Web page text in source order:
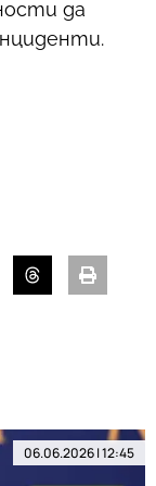
да
06.06.2026 | 12:45